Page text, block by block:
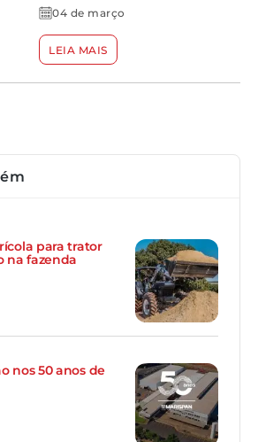
04 de março
LEIA MAIS
para trator
na fazenda
nos 50 anos de